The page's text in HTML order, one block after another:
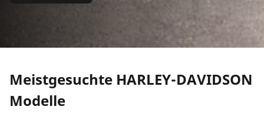
Meistgesuchte HARLEY-DAVIDSON
Modelle